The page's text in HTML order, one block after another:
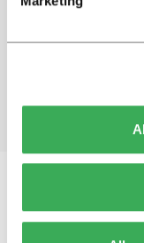
Blijf op de
Vragen,